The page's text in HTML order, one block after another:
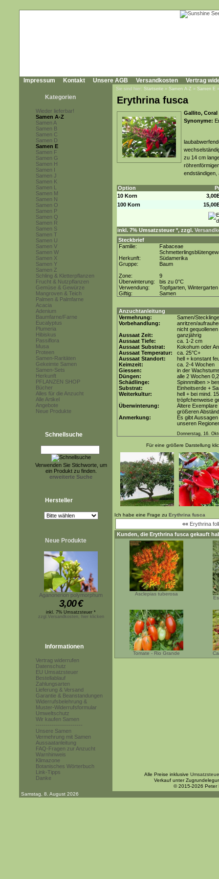
Impressum Kontakt Unsere AGB Versandkosten Vertrag
Kategorien
Wieder lieferbar!
Samen A-Z
Samen A
Samen B
Samen C
Samen D
Samen E
Samen F
Samen G
Samen H
Samen I
Samen J
Samen K
Samen L
Samen M
Samen N
Samen O
Samen P
Samen Q
Samen R
Samen S
Samen T
Samen U
Samen V
Samen W
Samen X
Samen Y
Samen Z
Schling & Kletterpflanzen
Frucht & Nutzpflanzen
Gemüse & Gewürze
Mangroven & Teich
Palmen & Palmfarne
Acacia
Adenium
Baumfarne/Farne
Eucalyptus
Plumeria
Hibiskus
Passiflora
Musa
Proteen
Samen-Raritäten
Gekeimte Samen
Samen-Sets
Herkunft
PFLANZEN SHOP
Bücher
Alles für die Anzucht
Alle Artikel
Angebote
Neue Produkte
Schnellsuche
Verwenden Sie Stichworte, um
ein Produkt zu finden.
erweiterte Suche
Hersteller
Neue Produkte
Aganonerion polymorphum
3,00€
inkl. 7% Umsatzsteuer *
zzgl.Versandkosten, hier klicken
Informationen
Vertrag widerrufen
Datenschutz
EU Umsatzsteuer
Bestellablauf
Zahlungsarten
Lieferung & Versand
Garantie & Beanstandungen
Widerrufsbelehrung &
Muster-Widerrufsformular
Umweltschutz
Wir kaufen Samen
------------------------
Unsere Samen
Vermehrung mit Samen
Aussaatanleitung
FAQ-Fragen zur Anzucht
Warnhinweis
Klimazone
Botanisches Wörterbuch
Link-Tipps
Danke
Sie sind hier: Startseite » Samen A-Z » Samen E
Erythrina fusca
Gallito, Coral
Synonyme:
zu 14 cm
endständigen,
Option
10 Korn
100 Korn
inkl. 7% Umsatzsteuer *, zzgl.
Steckbrief
Familie:
Fabaceae
Herkunft:
Südamerika
Gruppe:
Baum
Zone:
9
Überwinterung:
bis zu 0°C
Verwendung:
Topfgarten, Wintergarten
Giftig:
Samen
Anzuchtanleitung
Vermehrung:
Samen/Stecklinge
Vorbehandlung:
anritzen/
nicht
Aussaat Zeit:
ganzjährig
Aussaat Tiefe:
ca. 1-2 cm
Aussaat Substrat:
Kokohum oder
Aussaat Temperatur:
ca. 25°C+
Aussaat Standort:
hell + konstant
Keimzeit:
ca. 2-4 Wochen
Giessen:
in der
Düngen:
alle 2 Wochen
Schädlinge:
Spinnmilben >
Substrat:
Einheitserde +
Weiterkultur:
hell + bei mind.
tröpfchenweise
Überwinterung:
Ältere
größeren
Anmerkung:
Es gibt
unseren
Donnerstag, 16.
Für eine größere Darstellung
Ich habe eine Frage zu Erythrina fusca
«« Erythrina
Kunden, die Erythrina fusca gekauft
Asclepias tuberosa
Tomate - Rio Grande
Alle Preise inklusive
Verkauf unter
© 2015-2026 Peter
Samstag, 8. August 2026